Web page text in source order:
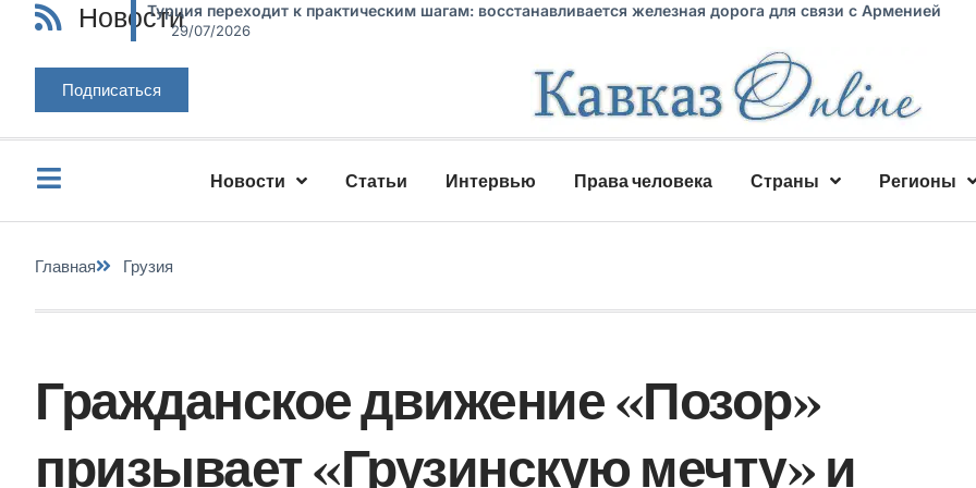
НовостиТурция переходит к практическим шагам: восстанавливается железная дорога для связи с Арменией
29/07/2026
Подписаться
Новости Статьи Интервью Права человека Страны Регионы
Главная Грузия
Гражданское движение «Позор»
призывает «Грузинскую мечту» и